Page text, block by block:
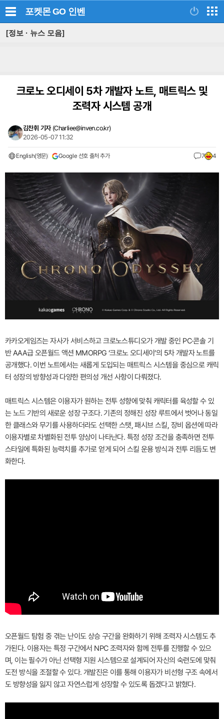
포켓몬 GO 인벤
[정보 · 뉴스 모음]
크로노 오디세이 5차 개발자 노트, 매트릭스 및
조력자 시스템 공개
김찬휘 기자 (Charliee@inven.co.kr)
2026-05-07 11:32
English(영문) Google 선호 출처 추가 7 4
카카오게임즈는 자사가 서비스하고 크로노스튜디오가 개발 중인 PC·콘솔 기
반 AAA급 오픈월드 액션 MMORPG ‘크로노 오디세이’의 5차 개발자 노트를
공개했다. 이번 노트에서는 새롭게 도입되는 매트릭스 시스템을 중심으로 캐릭
터 성장의 방향성과 다양한 편의성 개선 사항이 다뤄졌다.
매트릭스 시스템은 이용자가 원하는 전투 성향에 맞춰 캐릭터를 육성할 수 있
는 노드 기반의 새로운 성장 구조다. 기존의 정해진 성장 루트에서 벗어나 동일
한 클래스와 무기를 사용하더라도 선택한 스탯, 패시브 스킬, 장비 옵션에 따라
이용자별로 차별화된 전투 양상이 나타난다. 특정 성장 조건을 충족하면 전투
스타일에 특화된 능력치를 추가로 얻게 되어 스킬 운용 방식과 전투 리듬도 변
화한다.
오픈월드 탐험 중 겪는 난이도 상승 구간을 완화하기 위해 조력자 시스템도 추
가된다. 이용자는 특정 구간에서 NPC 조력자와 함께 전투를 진행할 수 있으
며, 이는 필수가 아닌 선택형 지원 시스템으로 설계되어 자신의 숙련도에 맞춰
도전 방식을 조절할 수 있다. 개발진은 이를 통해 이용자가 비선형 구조 속에서
도 방향성을 잃지 않고 자연스럽게 성장할 수 있도록 돕겠다고 밝혔다.